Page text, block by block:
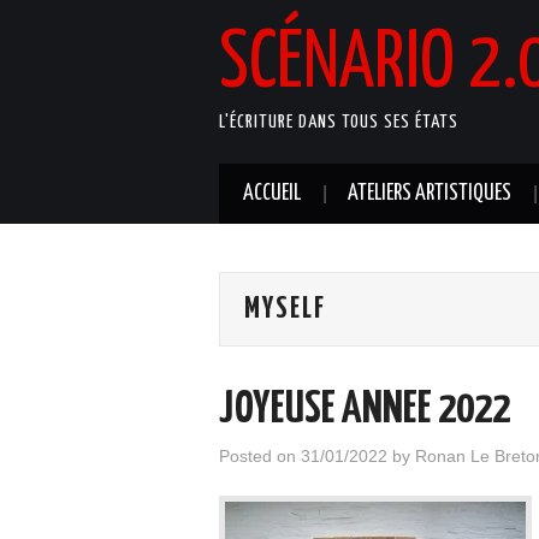
SCÉNARIO
L'ÉCRITURE DANS TOUS SES ÉTATS
ACCUEIL ATELIERS ARTISTIQUES
MYSELF
JOYEUSE ANNEE 2022
Posted on 31/01/2022 by Ronan Le